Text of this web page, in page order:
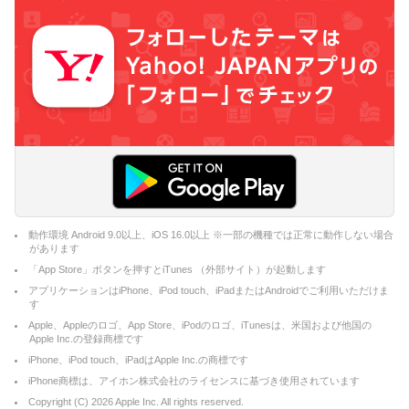
動作環境 Android 9.0以上、iOS 16.0以上 ※一部の機種では正常に動作しない場合
があります
「App Store」ボタンを押すとiTunes （外部サイト）が起動します
アプリケーションはiPhone、iPod touch、iPadまたはAndroidでご利用いただけま
す
Apple、Appleのロゴ、App Store、iPodのロゴ、iTunesは、米国および他国の
Apple Inc.の登録商標です
iPhone、iPod touch、iPadはApple Inc.の商標です
iPhone商標は、アイホン株式会社のライセンスに基づき使用されています
Copyright (C) 2026Apple Inc. All rights reserved.